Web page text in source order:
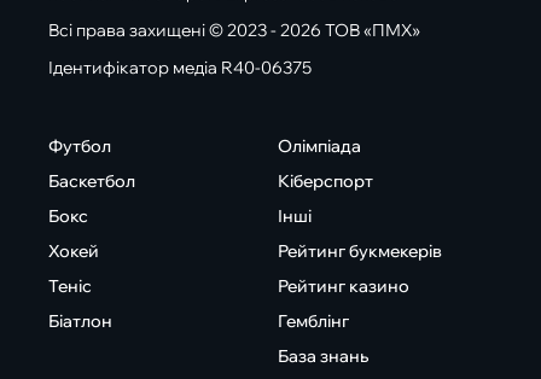
Всі права захищені © 2023 - 2026 ТОВ «ПМХ»
Ідентифікатор медіа R40-06375
Футбол
Баскетбол
Бокс
Хокей
Теніс
Біатлон
Олімпіада
Кіберспорт
Інші
Рейтинг букмекерів
Рейтинг казино
Гемблінг
База знань